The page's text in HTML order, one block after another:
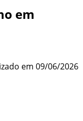
em
em 09/06/2026